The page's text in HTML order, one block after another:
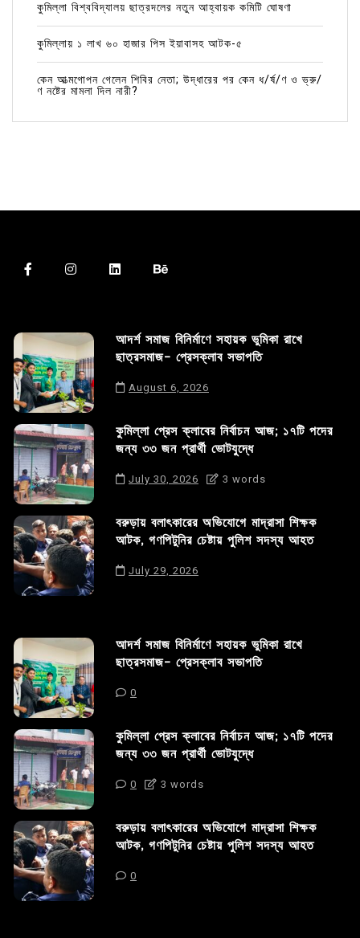
কুমিল্লা বিশ্ববিদ্যালয় ছাত্রদলের নতুন আহ্বায়ক কমিটি ঘোষণা
কুমিল্লায় ১ লাখ ৬০ হাজার পিস ইয়াবাসহ আটক-৫
কেন আত্মগোপন গেলেন শিবির নেতা; উদ্ধারের পর কেন ধ/র্ষ/ণ ও ভ্রু/
ণ নষ্টের মামলা দিল নারী?
আদর্শ সমাজ বিনির্মাণে সহায়ক ভুমিকা রাখে
ছাত্রসমাজ- প্রেসক্লাব সভাপতি
August 6, 2026
কুমিল্লা প্রেস ক্লাবের নির্বাচন আজ; ১৭টি পদের
জন্য ৩৩ জন প্রার্থী ভোটযুদ্ধে
July 30, 2026 3 words
বরুড়ায় বলাৎকারের অভিযোগে মাদ্রাসা শিক্ষক
আটক, গণপিটুনির চেষ্টায় পুলিশ সদস্য আহত
July 29, 2026
আদর্শ সমাজ বিনির্মাণে সহায়ক ভুমিকা রাখে
ছাত্রসমাজ- প্রেসক্লাব সভাপতি
0
কুমিল্লা প্রেস ক্লাবের নির্বাচন আজ; ১৭টি পদের
জন্য ৩৩ জন প্রার্থী ভোটযুদ্ধে
0 3 words
বরুড়ায় বলাৎকারের অভিযোগে মাদ্রাসা শিক্ষক
আটক, গণপিটুনির চেষ্টায় পুলিশ সদস্য আহত
0